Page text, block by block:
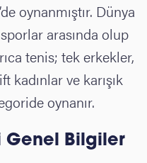
oynanmıştır. Dünya
arasında olup
tenis; tek erkekler,
kadınlar ve karışık
oynanır.
Genel Bilgiler